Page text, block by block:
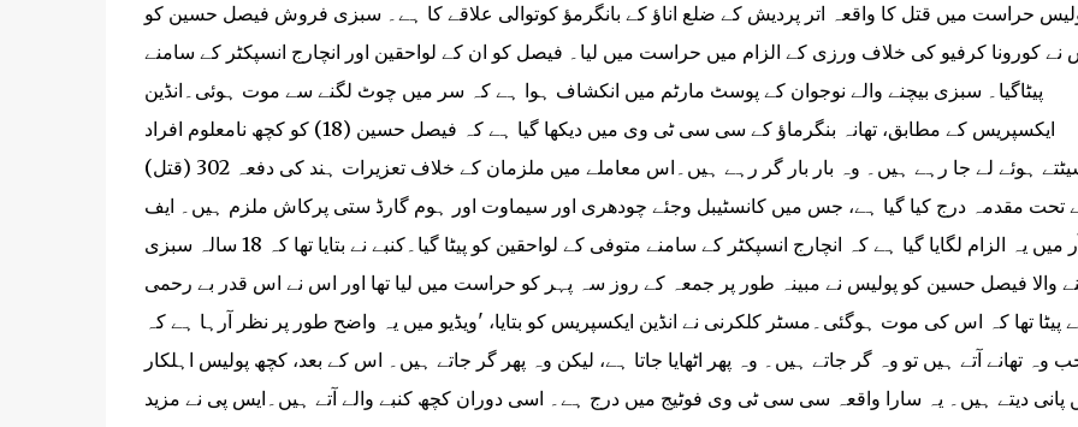
حراست میں قتل کا واقعہ اتر پردیش کے ضلع اناؤ کے بانگرمؤ کوتوالی علاقے کا ہے۔ سبزی فروش فیصل حسین کو
نے کورونا کرفیو کی خلاف ورزی کے الزام میں حراست میں لیا۔ فیصل کو ان کے لواحقین اور انچارج انسپکٹر کے سامنے
پیٹاگیا۔ سبزی بیچنے والے نوجوان کے پوسٹ مارٹم میں انکشاف ہوا ہے کہ سر میں چوٹ لگنے سے موت ہوئی۔انڈین
ایکسپریس کے مطابق، تھانہ بنگرماؤ کے سی سی ٹی وی میں دیکھا گیا ہے کہ فیصل حسین (18) کو کچھ نامعلوم افراد
گھسیٹتے ہوئے لے جا رہے ہیں۔ وہ بار بار گر رہے ہیں۔اس معاملے میں ملزمان کے خلاف تعزیرات ہند کی دفعہ 302 (قتل)
تحت مقدمہ درج کیا گیا ہے، جس میں کانسٹیبل وجئے چودھری اور سیماوت اور ہوم گارڈ ستی پرکاش ملزم ہیں۔ ایف
آئی آر میں یہ الزام لگایا گیا ہے کہ انچارج انسپکٹر کے سامنے متوفی کے لواحقین کو پیٹا گیا۔کنبے نے بتایا تھا کہ 18 سالہ سبزی
والا فیصل حسین کو پولیس نے مبینہ طور پر جمعہ کے روز سہ پہر کو حراست میں لیا تھا اور اس نے اس قدر بے رحمی
پیٹا تھا کہ اس کی موت ہوگئی۔مسٹر کلکرنی نے انڈین ایکسپریس کو بتایا، 'ویڈیو میں یہ واضح طور پر نظر آرہا ہے کہ
وہ تھانے آتے ہیں تو وہ گر جاتے ہیں۔ وہ پھر اٹھایا جاتا ہے، لیکن وہ پھر گر جاتے ہیں۔ اس کے بعد، کچھ پولیس اہلکار
پانی دیتے ہیں۔ یہ سارا واقعہ سی سی ٹی وی فوٹیج میں درج ہے۔ اسی دوران کچھ کنبے والے آتے ہیں۔ایس پی نے مزید